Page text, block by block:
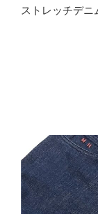
ストレッチデニ